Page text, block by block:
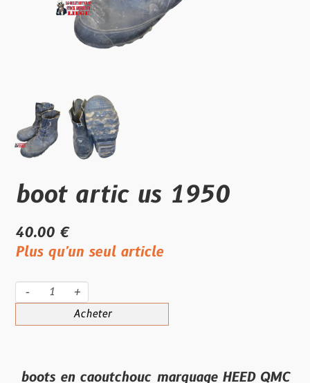
boot artic us 1950
40.00 €
Plus qu'un seul article
- +
Acheter
boots en caoutchouc marquage HEED QMC